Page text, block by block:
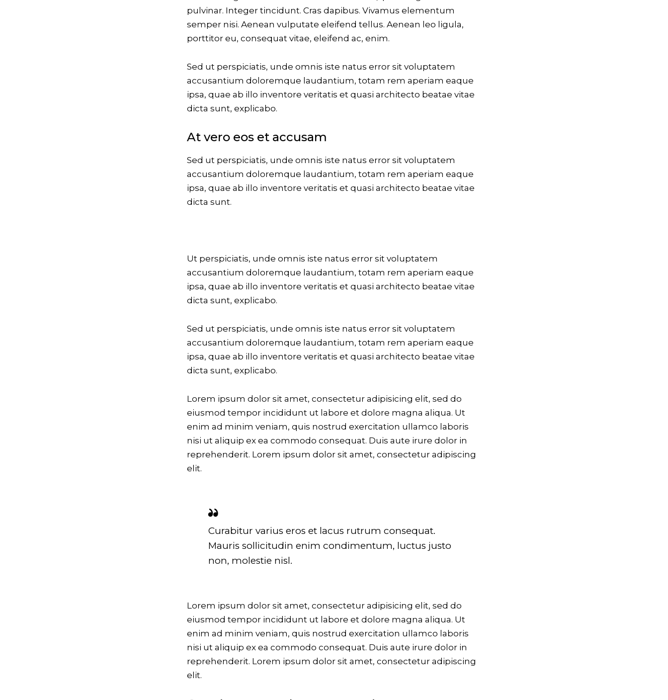
pulvinar. Integer tincidunt. Cras dapibus. Vivamus elementum
semper nisi. Aenean vulputate eleifend tellus. Aenean leo ligula,
porttitor eu, consequat vitae, eleifend ac, enim.
Sed ut perspiciatis, unde omnis iste natus error sit voluptatem
accusantium doloremque laudantium, totam rem aperiam eaque
ipsa, quae ab illo inventore veritatis et quasi architecto beatae vitae
dicta sunt, explicabo.
At vero eos et accusam
Sed ut perspiciatis, unde omnis iste natus error sit voluptatem
accusantium doloremque laudantium, totam rem aperiam eaque
ipsa, quae ab illo inventore veritatis et quasi architecto beatae vitae
dicta sunt.
Ut perspiciatis, unde omnis iste natus error sit voluptatem
accusantium doloremque laudantium, totam rem aperiam eaque
ipsa, quae ab illo inventore veritatis et quasi architecto beatae vitae
dicta sunt, explicabo.
Sed ut perspiciatis, unde omnis iste natus error sit voluptatem
accusantium doloremque laudantium, totam rem aperiam eaque
ipsa, quae ab illo inventore veritatis et quasi architecto beatae vitae
dicta sunt, explicabo.
Lorem ipsum dolor sit amet, consectetur adipisicing elit, sed do
eiusmod tempor incididunt ut labore et dolore magna aliqua. Ut
enim ad minim veniam, quis nostrud exercitation ullamco laboris
nisi ut aliquip ex ea commodo consequat. Duis aute irure dolor in
reprehenderit. Lorem ipsum dolor sit amet, consectetur adipiscing
elit.
Curabitur varius eros et lacus rutrum consequat.
Mauris sollicitudin enim condimentum, luctus justo
non, molestie nisl.
Lorem ipsum dolor sit amet, consectetur adipisicing elit, sed do
eiusmod tempor incididunt ut labore et dolore magna aliqua. Ut
enim ad minim veniam, quis nostrud exercitation ullamco laboris
nisi ut aliquip ex ea commodo consequat. Duis aute irure dolor in
reprehenderit. Lorem ipsum dolor sit amet, consectetur adipiscing
elit.